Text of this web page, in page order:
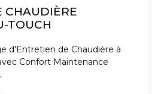
CHAUDIÈRE
TOUCH
d'Entretien de Chaudière à
Confort Maintenance